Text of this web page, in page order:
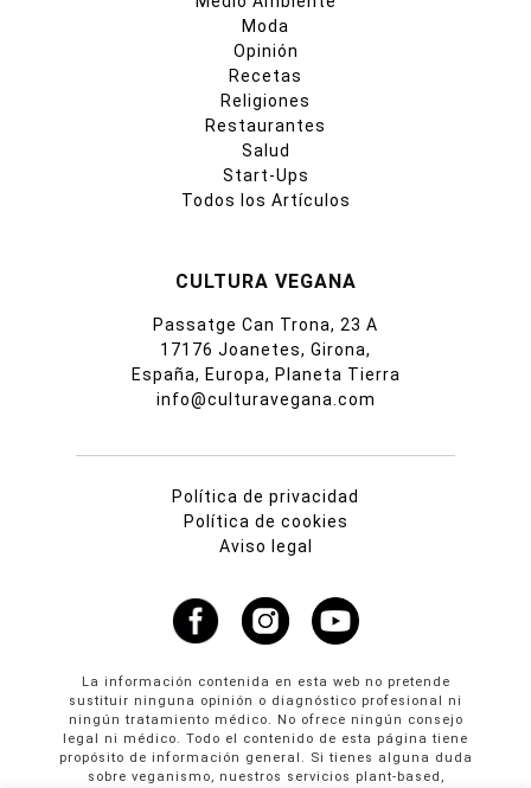
Moda
Opinión
Recetas
Religiones
Restaurantes
Salud
Start-Ups
Todos los Artículos
CULTURA VEGANA
Passatge Can Trona, 23 A
17176 Joanetes, Girona,
España, Europa, Planeta Tierra
info@culturavegana.com
Política de privacidad
Política de cookies
Aviso legal
La información contenida en esta web no pretende
sustituir ninguna opinión o diagnóstico profesional ni
ningún tratamiento médico. No ofrece ningún consejo
legal ni médico. Todo el contenido de esta página tiene
propósito de información general. Si tienes alguna duda
sobre veganismo, nuestros servicios plant-based,